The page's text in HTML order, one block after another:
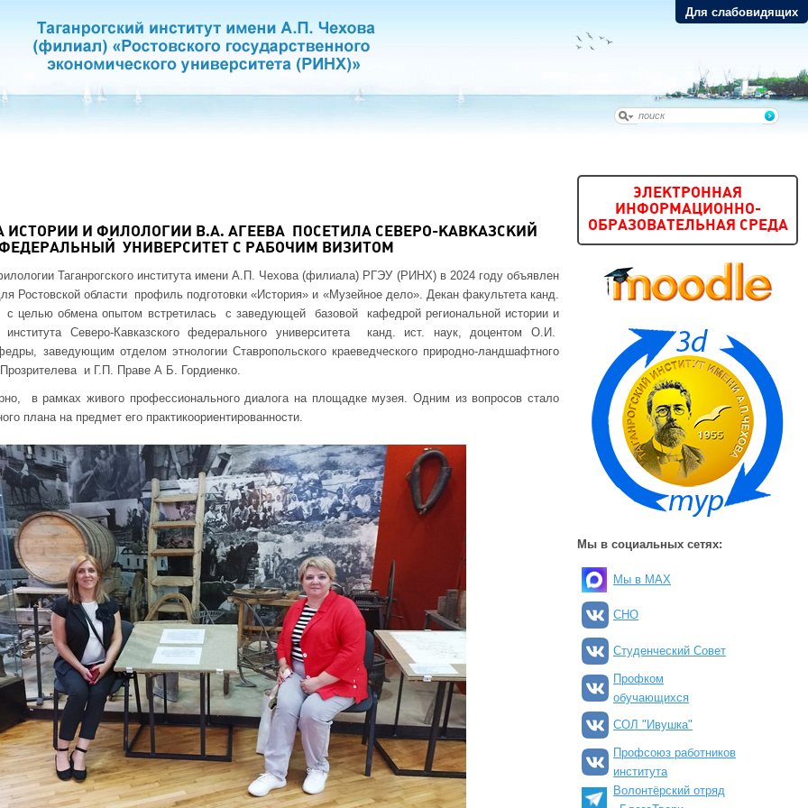
Для слабовидящих
ИСТОРИИ И ФИЛОЛОГИИ В.А. АГЕЕВА ПОСЕТИЛА СЕВЕРО-КАВКАЗСКИЙ
УНИВЕРСИТЕТ С РАБОЧИМ ВИЗИТОМ
Таганрогского института имени А.П. Чехова (филиала) РГЭУ (РИНХ) в 2024 году объявлен
Ростовской области профиль подготовки «История» и «Музейное дело». Декан факультета канд.
с целью обмена опытом встретилась с заведующей базовой кафедрой региональной истории и
института Северо-Кавказского федерального университета канд. ист. наук, доцентом О.И.
заведующим отделом этнологии Ставропольского краеведческого природно-ландшафтного
и Г.П. Праве А Б. Гордиенко.
в рамках живого профессионального диалога на площадке музея. Одним из вопросов стало
плана на предмет его практикоориентированности.
ЭЛЕКТРОННАЯ
ИНФОРМАЦИОННО-
ОБРАЗОВАТЕЛЬНАЯ СРЕДА
Мы в социальных сетях:
Мы в MAX
СНО
Студенческий Совет
Профком
обучающихся
СОЛ "Ивушка"
Профсоюз работников
института
Волонтёрский отряд